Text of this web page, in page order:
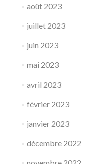
août 2023
juillet 2023
juin 2023
mai 2023
avril 2023
février 2023
janvier 2023
décembre 2022